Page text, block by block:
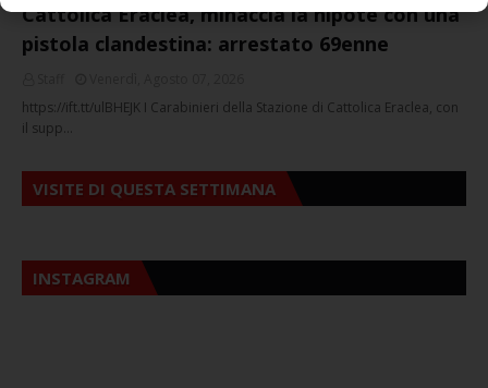
Cattolica Eraclea, minaccia la nipote con una
pistola clandestina: arrestato 69enne
https://ift.tt/ulBHEJK I Carabinieri della Stazione di Cattolica Eraclea, con
il supp…
VISITE DI QUESTA SETTIMANA
INSTAGRAM